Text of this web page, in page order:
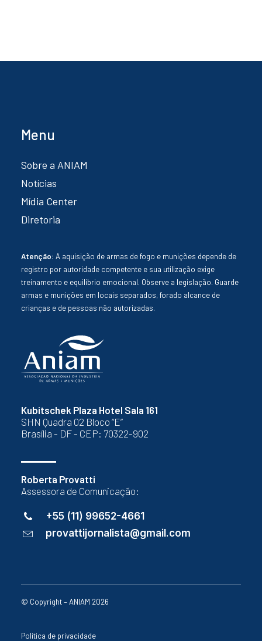
Kubitschek Plaza Hotel Sala 161
SHN Quadra 02 Bloco “E”
Brasília - DF - CEP: 70322-902
Roberta Provatti
Assessora de Comunicação:
+55 (11) 99652-4661
provattijornalista@gmail.com
Menu
Sobre a ANIAM
Notícias
Mídia Center
Diretoria
Atenção: A aquisição de armas de fogo e munições depende de
registro por autoridade competente e sua utilização exige
treinamento e equilíbrio emocional. Observe a legislação. Guarde
armas e munições em locais separados, forado alcance de
crianças e de pessoas não autorizadas.
© Copyright – ANIAM 2026
Política de privacidade